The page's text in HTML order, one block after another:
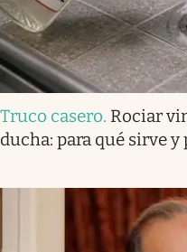
Truco casero. Rociar
ducha: para qué sirve